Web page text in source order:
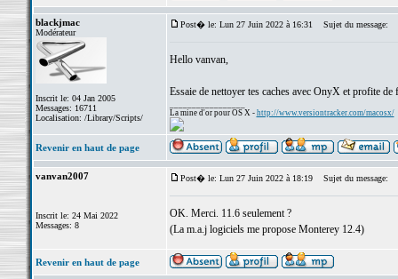
blackjmac
Modérateur
Inscrit le: 04 Jan 2005
Messages: 16711
Localisation: /Library/Scripts/
Post� le: Lun 27 Juin 2022 à 16:31 Sujet du message:
Hello vanvan,
Essaie de nettoyer tes caches avec OnyX et profite
La mine d'or pour OS X - http://www.versiontracker.com/macosx/
Revenir en haut de page
vanvan2007
Inscrit le: 24 Mai 2022
Messages: 8
Post� le: Lun 27 Juin 2022 à 18:19 Sujet du message:
OK. Merci. 11.6 seulement ?
(La m.a.j logiciels me propose Monterey 12.4)
Revenir en haut de page